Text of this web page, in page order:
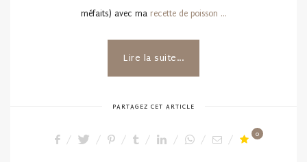
méfaits) avec ma recette de poisson …
Lire la suite...
PARTAGEZ CET ARTICLE
0